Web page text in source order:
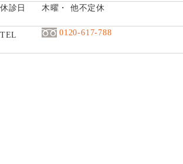
休診日 木曜・ 他不定休
TEL 0120-617-788